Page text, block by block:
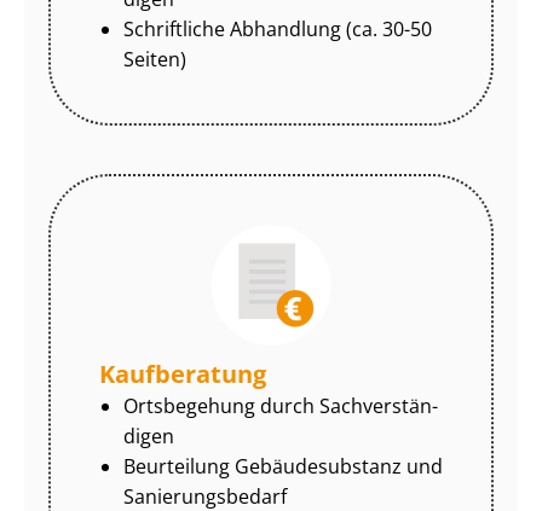
Schriftliche Abhandlung (ca. 30-50
Seiten)
Kaufberatung
Ortsbegehung durch Sach­ver­stän­
di­gen
Beurteilung Gebäudesubstanz und
Sa­nie­rungs­be­darf